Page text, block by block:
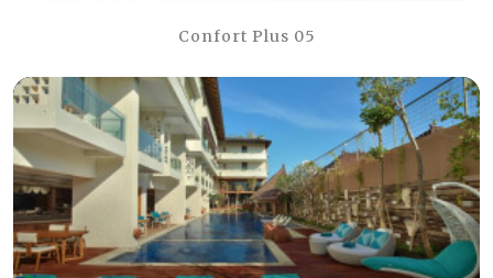
Confort Plus 05